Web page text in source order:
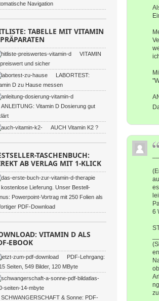
6
Navigation
TABELLE MIT VITAMIN
VITAMIN
und sicher
LABORTEST:
D zu Hause messen
ANLEITUNG: Vitamin D Dosierung gut
AUCH Vitamin K2 ?
TASCHENBUCH:
AB VERLAG MIT 1-KLICK
kostenlose Lieferung. Unser Bestell-
Powerpoint-Vortrag mit 250 Folien als
PDF-Download
VITAMIN D ALS
EBOOK
PDF-Lehrgang:
Seiten, 549 Bilder, 120 MByte
SCHWANGERSCHAFT & Sonne: PDF-